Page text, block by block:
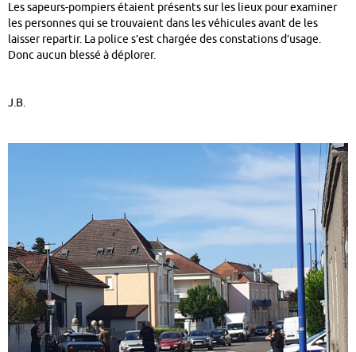
Les sapeurs-pompiers étaient présents sur les lieux pour examiner
les personnes qui se trouvaient dans les véhicules avant de les
laisser repartir. La police s’est chargée des constations d’usage.
Donc aucun blessé à déplorer.
J.B.